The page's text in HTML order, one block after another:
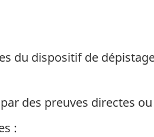
du dispositif de
des preuves directes
: